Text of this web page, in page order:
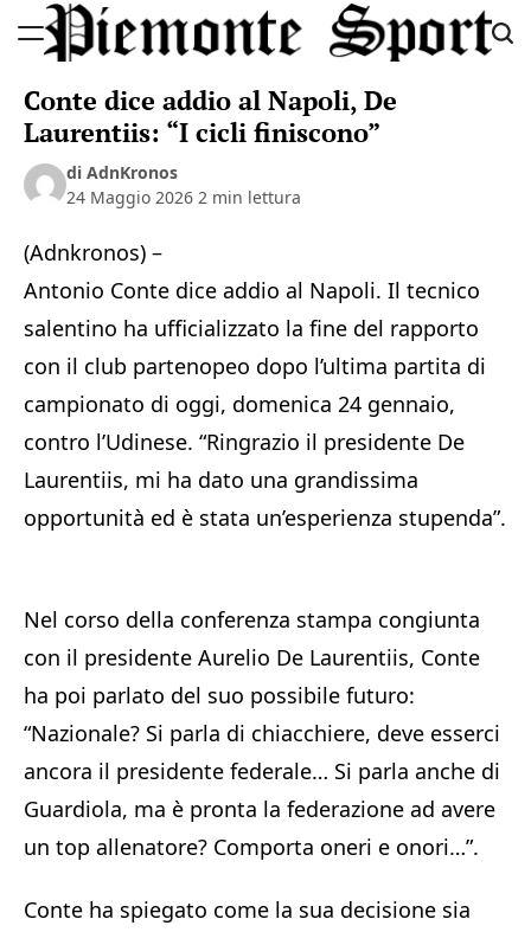
to
Sport
Conte dice addio al Napoli, De
Laurentiis: “I cicli finiscono”
di AdnKronos
24 Maggio 2026 2 min lettura
(Adnkronos) –
Antonio Conte dice addio al Napoli. Il tecnico
salentino ha ufficializzato la fine del rapporto
con il club partenopeo dopo l’ultima partita di
campionato di oggi, domenica 24 gennaio,
contro l’Udinese. “Ringrazio il presidente De
Laurentiis, mi ha dato una grandissima
opportunità ed è stata un’esperienza stupenda”.
Nel corso della conferenza stampa congiunta
con il presidente Aurelio De Laurentiis, Conte
ha poi parlato del suo possibile futuro:
“Nazionale? Si parla di chiacchiere, deve esserci
ancora il presidente federale… Si parla anche di
Guardiola, ma è pronta la federazione ad avere
un top allenatore? Comporta oneri e onori…”.
Conte ha spiegato come la sua decisione sia